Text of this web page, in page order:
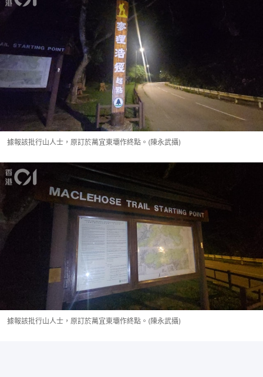
據報該批行山人士，原訂於萬宜東壩作終點。(陳永武攝)
據報該批行山人士，原訂於萬宜東壩作終點。(陳永武攝)